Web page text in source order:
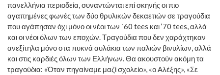
πανελλήνια περιοδεία, συναντώνται επί σκηνής οι πιο
αγαπημένες φωνές των δύο θρυλικών δεκαετιών σε τραγούδια
που αγάπησαν όχι μόνο οι νέοι των ΄60 tees και ‘70 tees, αλλά
και οι νέοι όλων των εποχών. Τραγούδια που δεν χαράχτηκαν
ανεξίτηλα μόνο στα πυκνά αυλάκια των παλιών βινυλίων, αλλά
και στις καρδιές όλων των Ελλήνων. Θα ακουστούν ακόμη τα
τραγούδια: «Όταν πηγαίναμε μαζί σχολείο», «ο Αλέξης», «Σε